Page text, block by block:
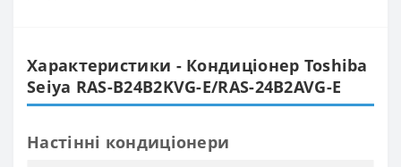
Характеристики - Кондиціонер Toshiba
Seiya RAS-B24B2KVG-E/RAS-24B2AVG-E
Настінні кондиціонери